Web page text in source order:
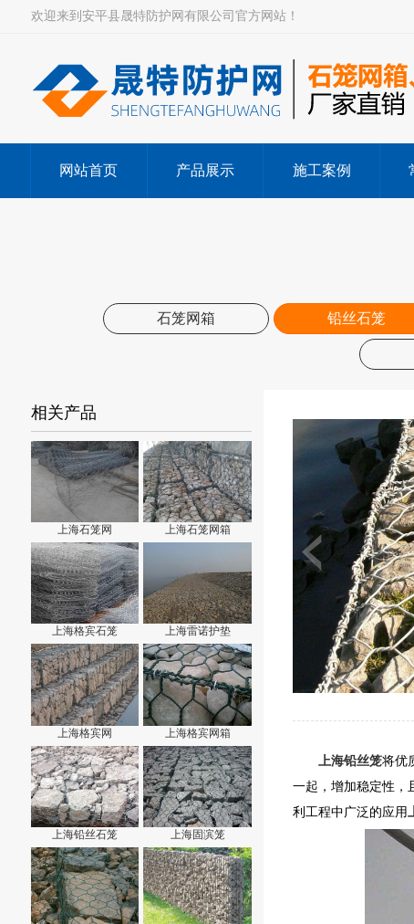
欢迎来到安平县晟特防护网有限公司官方网站！
网站首页 产品展示 施工案例
石笼网箱 铅丝石笼
相关产品
上海石笼网 上海石笼网箱
上海格宾石笼 上海雷诺护垫
上海格宾网 上海格宾网箱
上海铅丝石笼 上海固滨笼
上海铅丝笼将优
一起，增加稳定性，
利工程中广泛的应用